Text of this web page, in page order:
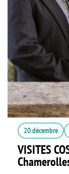
20 décembre
VISITES